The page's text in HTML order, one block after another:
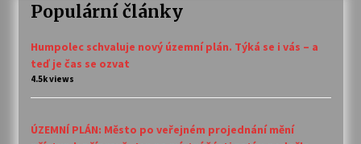
Populární články
Humpolec schvaluje nový územní plán. Týká se i vás – a
teď je čas se ozvat
4.5k views
ÚZEMNÍ PLÁN: Město po veřejném projednání mění